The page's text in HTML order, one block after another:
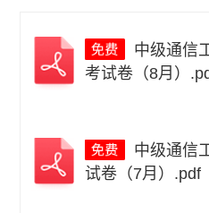
考试卷（8月）
试卷（7月）.pdf